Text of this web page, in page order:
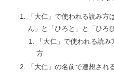
「大仁」で使われる読み方
ん」と「ひろと」と「ひろ
「大仁」で使われる読
方
「大仁」の名前で連想され